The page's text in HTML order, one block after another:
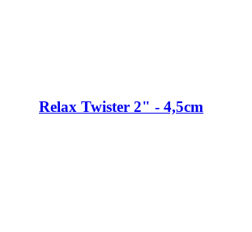
Relax Twister 2" - 4,5cm